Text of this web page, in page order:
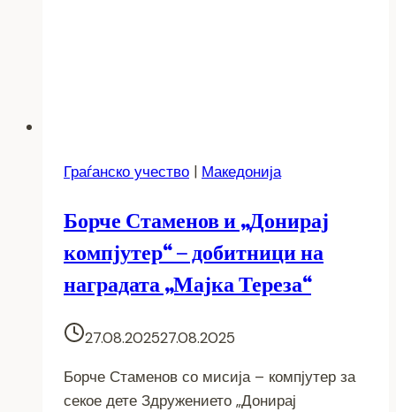
Граѓанско учество | Македонија
Борче Стаменов и „Донирај
компјутер“ – добитници на
наградата „Мајка Тереза“
27.08.202527.08.2025
Борче Стаменов со мисија – компјутер за
секое дете Здружението „Донирај